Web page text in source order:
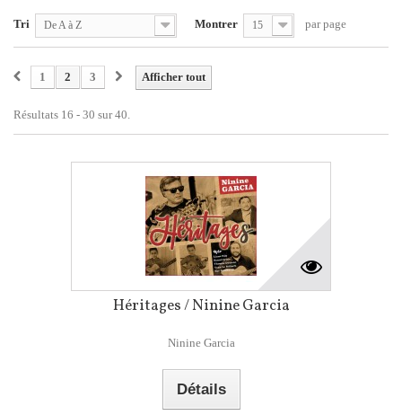
Tri De A à Z Montrer 15 par page
Afficher tout
1 2 3
Résultats 16 - 30 sur 40.
Héritages / Ninine Garcia
Ninine Garcia
Détails